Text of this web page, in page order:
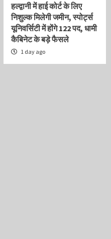
हल्द्वानी में हाई कोर्ट के लिए
निशुल्क मिलेगी जमीन, स्पोर्ट्स
यूनिवर्सिटी में होंगे 122 पद, धामी
कैबिनेट के बड़े फैसले
1 day ago